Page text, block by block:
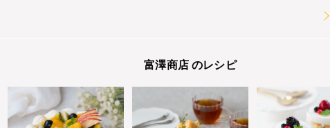
富澤商店 のレシピ